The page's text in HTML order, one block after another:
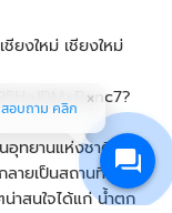
ยงใหม่ เชียงใหม่
อุทยานแห่งชาติ
ลายเป็นสถานที่ท่อง
าสนใจได้แก่ น้ำตก
สอบถาม คลิก